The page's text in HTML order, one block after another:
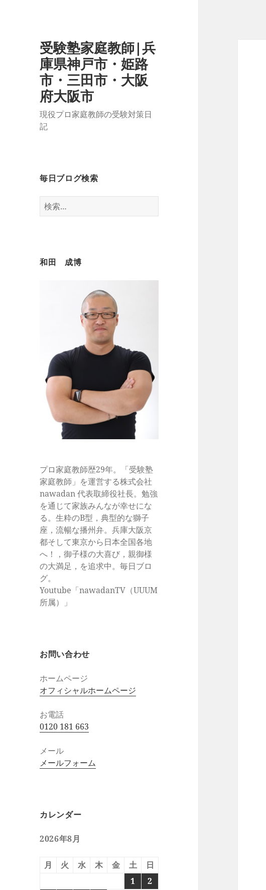
受験塾家庭教師|兵
庫県神戸市・姫路
市・三田市・大阪
府大阪市
現役プロ家庭教師の受験対策日
記
毎日ブログ検索
検
索:
和田 成博
プロ家庭教師歴29年。「受験塾
家庭教師」を運営する株式会社
nawadan 代表取締役社長。勉強
を通じて家族みんなが幸せにな
る。生粋のB型，典型的な獅子
座，流暢な播州弁。兵庫大阪京
都そして東京から日本全国各地
へ！，御子様の大喜び，親御様
の大満足，を追求中。毎日ブロ
グ。
Youtube「nawadanTV（UUUM
所属）」
お問い合わせ
ホームページ
オフィシャルホームページ
お電話
0120 181 663
メール
メールフォーム
カレンダー
2026年8月
月 火 水 木 金 土
日
1
2